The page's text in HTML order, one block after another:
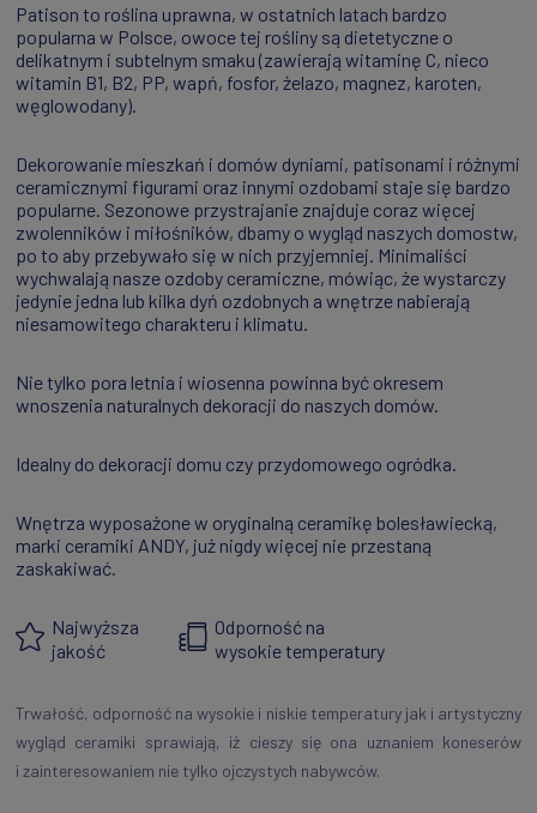
Patison to roślina uprawna, w ostatnich latach bardzo
popularna w Polsce, owoce tej rośliny są dietetyczne o
delikatnym i subtelnym smaku (zawierają witaminę C, nieco
witamin B1, B2, PP, wapń, fosfor, żelazo, magnez, karoten,
węglowodany).
Dekorowanie mieszkań i domów dyniami, patisonami i różnymi
ceramicznymi figurami oraz innymi ozdobami staje się bardzo
popularne. Sezonowe przystrajanie znajduje coraz więcej
zwolenników i miłośników, dbamy o wygląd naszych domostw,
po to aby przebywało się w nich przyjemniej. Minimaliści
wychwalają nasze ozdoby ceramiczne, mówiąc, że wystarczy
jedynie jedna lub kilka dyń ozdobnych a wnętrze nabierają
niesamowitego charakteru i klimatu.
Nie tylko pora letnia i wiosenna powinna być okresem
wnoszenia naturalnych dekoracji do naszych domów.
Idealny do dekoracji domu czy przydomowego ogródka.
Wnętrza wyposażone w oryginalną ceramikę bolesławiecką,
marki ceramiki ANDY, już nigdy więcej nie przestaną
zaskakiwać.
Najwyższa
jakość
Odporność na
wysokie temperatury
Trwałość, odporność na wysokie i niskie temperatury jak i artystyczny
wygląd ceramiki sprawiają, iż cieszy się ona uznaniem koneserów
i zainteresowaniem nie tylko ojczystych nabywców.